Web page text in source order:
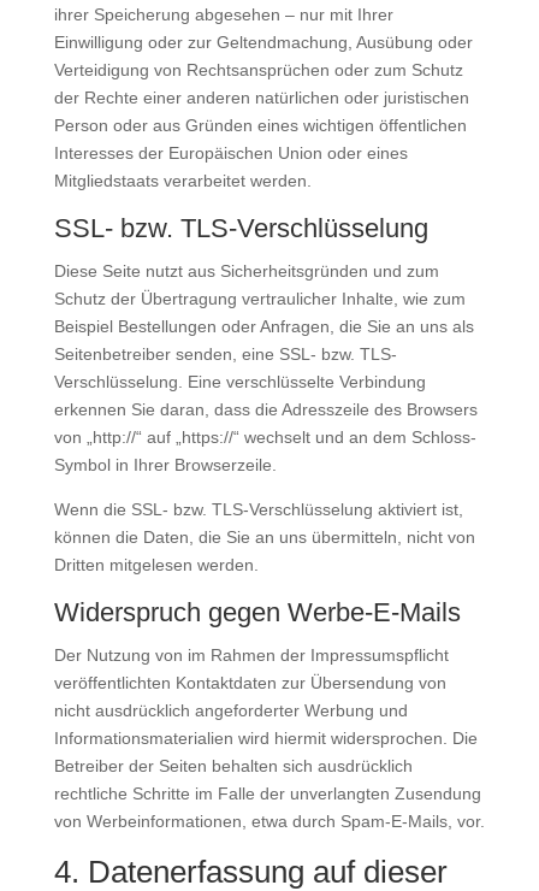
ihrer Speicherung abgesehen – nur mit Ihrer
Einwilligung oder zur Geltendmachung, Ausübung oder
Verteidigung von Rechtsansprüchen oder zum Schutz
der Rechte einer anderen natürlichen oder juristischen
Person oder aus Gründen eines wichtigen öffentlichen
Interesses der Europäischen Union oder eines
Mitgliedstaats verarbeitet werden.
SSL- bzw. TLS-Verschlüsselung
Diese Seite nutzt aus Sicherheitsgründen und zum
Schutz der Übertragung vertraulicher Inhalte, wie zum
Beispiel Bestellungen oder Anfragen, die Sie an uns als
Seitenbetreiber senden, eine SSL- bzw. TLS-
Verschlüsselung. Eine verschlüsselte Verbindung
erkennen Sie daran, dass die Adresszeile des Browsers
von „http://“ auf „https://“ wechselt und an dem Schloss-
Symbol in Ihrer Browserzeile.
Wenn die SSL- bzw. TLS-Verschlüsselung aktiviert ist,
können die Daten, die Sie an uns übermitteln, nicht von
Dritten mitgelesen werden.
Widerspruch gegen Werbe-E-Mails
Der Nutzung von im Rahmen der Impressumspflicht
veröffentlichten Kontaktdaten zur Übersendung von
nicht ausdrücklich angeforderter Werbung und
Informationsmaterialien wird hiermit widersprochen. Die
Betreiber der Seiten behalten sich ausdrücklich
rechtliche Schritte im Falle der unverlangten Zusendung
von Werbeinformationen, etwa durch Spam-E-Mails, vor.
4. Datenerfassung auf dieser